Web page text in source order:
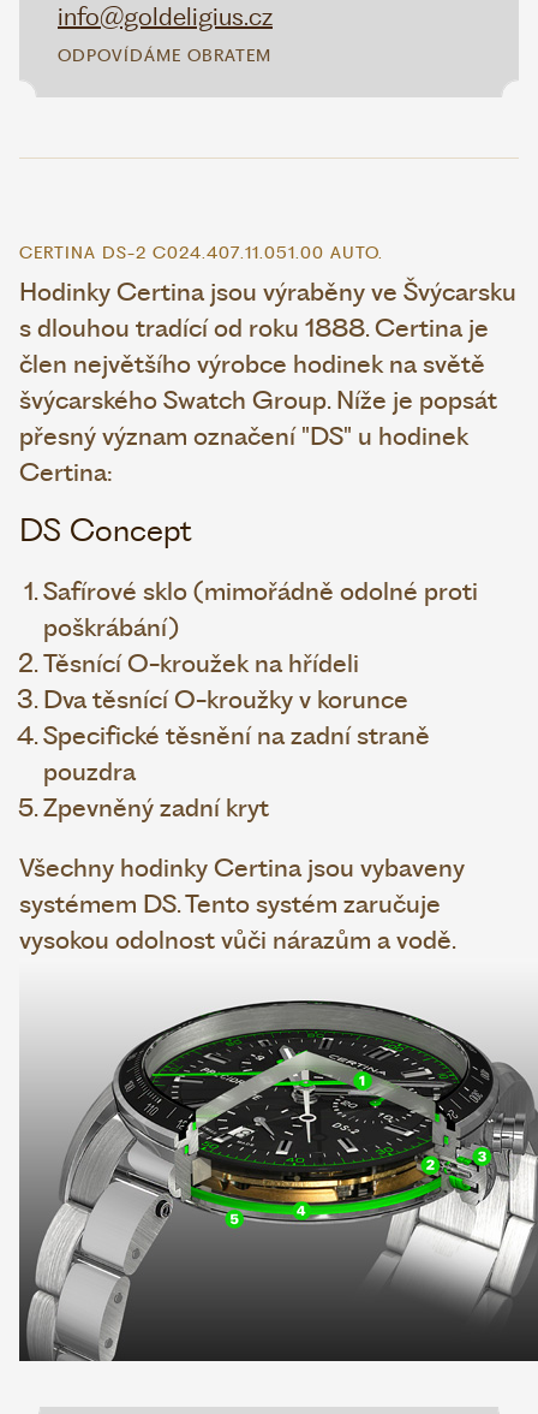
info@goldeligius.cz
ODPOVÍDÁME OBRATEM
CERTINA DS-2 C024.407.11.051.00 AUTO.
Hodinky Certina jsou výraběny ve Švýcarsku
s dlouhou tradící od roku 1888. Certina je
člen největšího výrobce hodinek na světě
švýcarského Swatch Group. Níže je popsát
přesný význam označení "DS" u hodinek
Certina:
DS Concept
Safírové sklo (mimořádně odolné proti
poškrábání)
Těsnící O-kroužek na hřídeli
Dva těsnící O-kroužky v korunce
Specifické těsnění na zadní straně
pouzdra
Zpevněný zadní kryt
Všechny hodinky Certina jsou vybaveny
systémem DS. Tento systém zaručuje
vysokou odolnost vůči nárazům a vodě.